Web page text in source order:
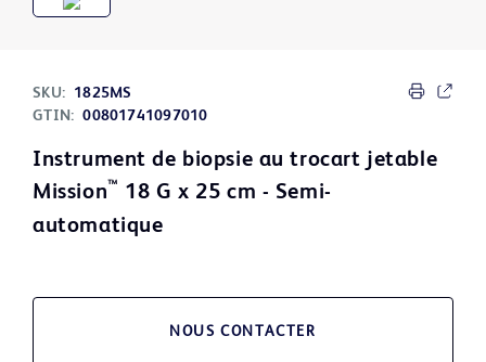
SKU:
1825MS
GTIN: 00801741097010
Instrument de biopsie au trocart jetable
Mission™ 18 G x 25 cm - Semi-
automatique
NOUS CONTACTER